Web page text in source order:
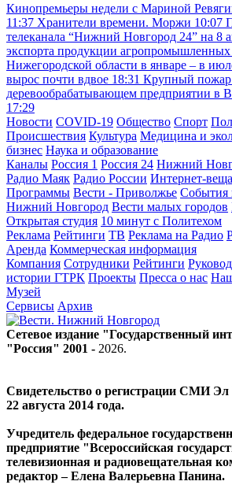
Кинопремьеры недели с Мариной
11:37 Хранители времени. Моржи 10:07
телеканала “Нижний Новгород 24” на 8
экспорта продукции
Нижегородской области в январе – в
вырос почти вдвое 18:31 Крупный
деревообрабатывающем предприятии в
17:29
Новости COVID-19 Общество Спорт
Происшествия Культура Медицина и
бизнес Наука и образование
Каналы Россия 1 Россия 24 Нижний
Радио Маяк Радио России Интернет-
Программы Вести - Приволжье События
Нижний Новгород Вести малых городов
Открытая студия 10 минут с Политехом
Реклама Рейтинги ТВ Реклама на Радио
Аренда Коммерческая информация
Компания Сотрудники Рейтинги
истории ГТРК Проекты Пресса о нас
Музей
Сервисы Архив
Сетевое издание "Государственный
"Россия" 2001 - 2026.
Свидетельство о регистрации СМИ
22 августа 2014 года.
Учредитель федеральное
предприятие "Всероссийская
телевизионная и радиовещательная
редактор – Елена Валерьевна Панина.